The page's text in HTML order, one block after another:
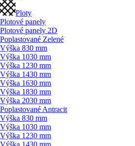
Ploty
Plotové panely
Plotové panely 2D
Poplastované Zelené
Výška 830 mm
Výška 1030 mm
Výška 1230 mm
Výška 1430 mm
Výška 1630 mm
Výška 1830 mm
Výška 2030 mm
Poplastované Antracit
Výška 830 mm
Výška 1030 mm
Výška 1230 mm
Výška 1430 mm